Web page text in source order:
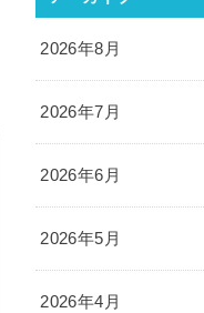
2026年8月
2026年7月
2026年6月
2026年5月
2026年4月